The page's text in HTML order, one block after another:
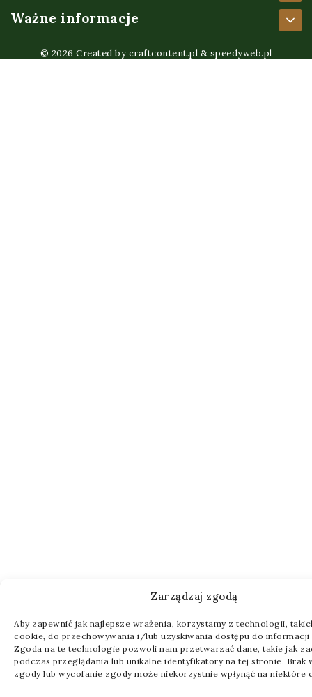
Zarządzaj zgodą
Aby zapewnić jak najlepsze wrażenia, korzystamy z technologii,
cookie, do przechowywania i/lub uzyskiwania dostępu do informacji
Zgoda na te technologie pozwoli nam przetwarzać dane, takie jak
podczas przeglądania lub unikalne identyfikatory na tej stronie. Brak
zgody lub wycofanie zgody może niekorzystnie wpłynąć na niektóre
Ważne informacje
© 2026 Created by craftcontent.pl & speedyweb.pl